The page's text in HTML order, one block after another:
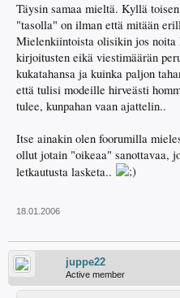
Täysin samaa mieltä. Kyllä
"tasolla" on ilman että mitään
Mielenkiintoista olisikin jos
kirjoitusten eikä viestimäärän
kukatahansa ja kuinka paljon
että tulisi modeille hirveästi
tulee, kunpahan vaan ajattelin..
Itse ainakin olen foorumilla
ollut jotain "oikeaa" sanottavaa,
letkautusta lasketa..
18.01.2006
juppe22
Active member